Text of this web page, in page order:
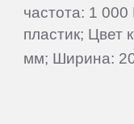
частота: 1
пластик; Цвет
мм; Ширина:
Google